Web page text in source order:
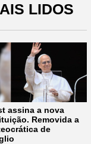
LIDOS
assina a nova
Removida a
de